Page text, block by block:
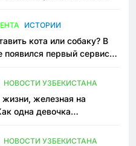
ИСТОРИИ
кота или собаку? В
появился первый сервис
НОВОСТИ УЗБЕКИСТАНА
жизни, железная на
одна девочка
НОВОСТИ УЗБЕКИСТАНА